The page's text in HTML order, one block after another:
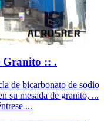
Granito :: .
de bicarbonato de sodio
su mesada de granito, ...
...